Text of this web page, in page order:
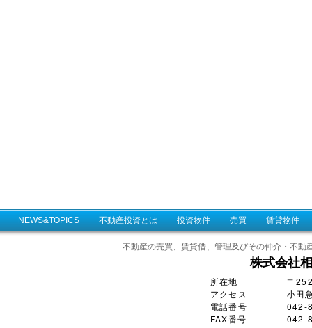
NEWS&TOPICS 不動産投資とは 投資物件 売買 賃貸物件
不動産の売買、賃貸借、管理及びその仲介・不
株式会社
所在地
〒
アクセス
小田
電話番号
042-
FAX番号
042-